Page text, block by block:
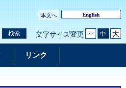
本文へ English
検索 文字サイズ変更 小 中 大
リンク